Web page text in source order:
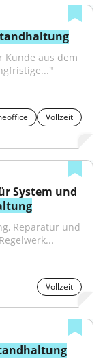
Kunde aus dem
Vollzeit
System und
Reparatur und
Vollzeit